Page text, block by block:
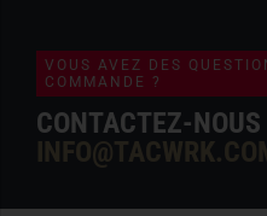
VOUS AVEZ DES
COMMANDE ?
CONTACTEZ-NOUS